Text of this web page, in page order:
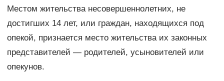
Местом жительства несовершеннолетних, не
достигших 14 лет, или граждан, находящихся под
опекой, признается место жительства их законных
представителей — родителей, усыновителей или
опекунов.